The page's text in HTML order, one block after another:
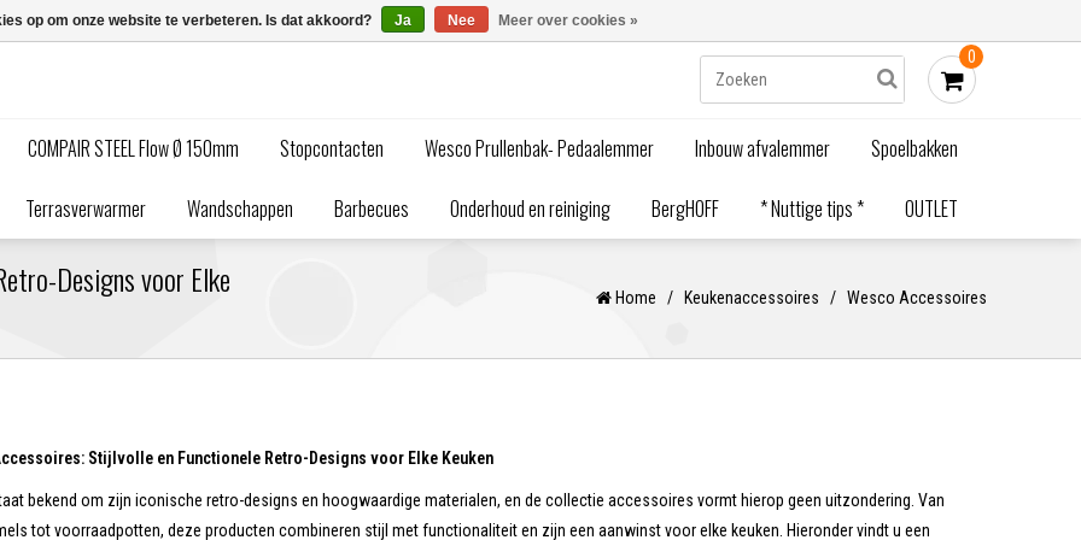
0
COMPAIR STEEL Flow Ø 150mm Stopcontacten Wesco Prullenbak- Pedaalemmer Inbouw afvalemmer Spoelbakken
Terrasverwarmer Wandschappen Barbecues Onderhoud en reiniging BergHOFF * Nuttige tips * OUTLET
Designs voor Elke
Home / Keukenaccessoires / Wesco Accessoires
Stijlvolle en Functionele Retro-Designs voor Elke Keuken
bekend om zijn iconische retro-designs en hoogwaardige materialen, en de collectie accessoires vormt hierop geen uitzondering. Van
tot voorraadpotten, deze producten combineren stijl met functionaliteit en zijn een aanwinst voor elke keuken. Hieronder vindt u een
op om onze website te verbeteren. Is dat akkoord? Ja Nee Meer over cookies »